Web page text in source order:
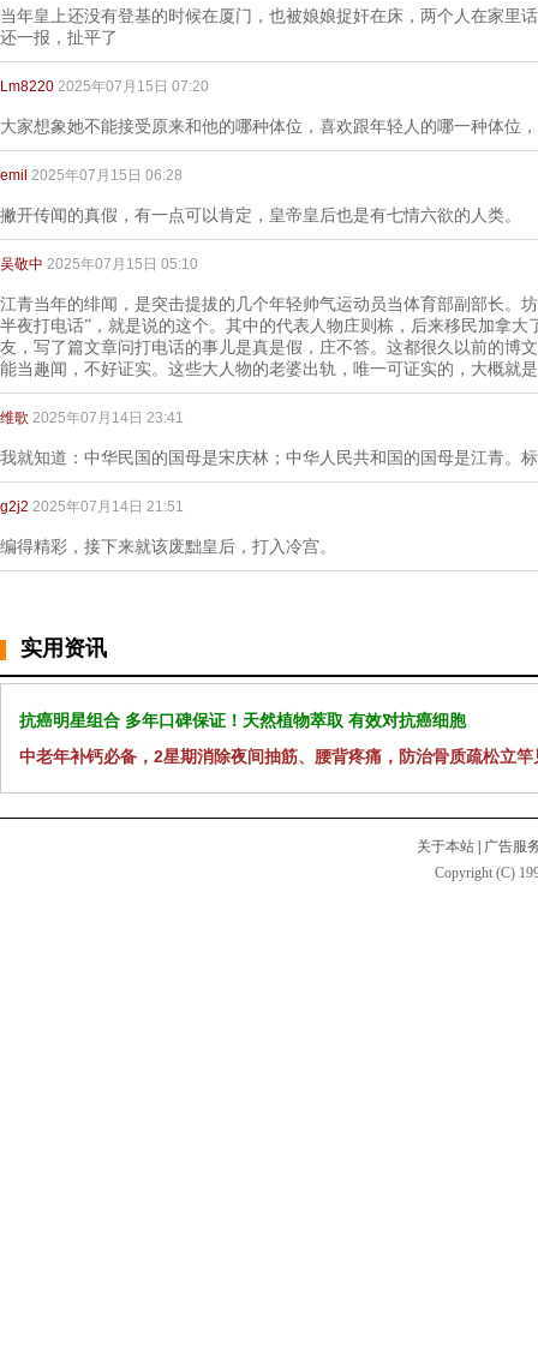
当年皇上还没有登基的时候在厦门，也被娘娘捉奸在床，两个人在家里
还一报，扯平了
Lm8220 2025年07月15日 07:20
大家想象她不能接受原来和他的哪种体位，喜欢跟年轻人的哪一种体位
emil 2025年07月15日 06:28
撇开传闻的真假，有一点可以肯定，皇帝皇后也是有七情六欲的人类。
吴敬中 2025年07月15日 05:10
江青当年的绯闻，是突击提拔的几个年轻帅气运动员当体育部副部长。
半夜打电话”，就是说的这个。其中的代表人物庄则栋，后来移民加拿大
友，写了篇文章问打电话的事儿是真是假，庄不答。这都很久以前的博
能当趣闻，不好证实。这些大人物的老婆出轨，唯一可证实的，大概就
维歌 2025年07月14日 23:41
我就知道：中华民国的国母是宋庆林；中华人民共和国的国母是江青。
g2j2 2025年07月14日 21:51
编得精彩，接下来就该废黜皇后，打入冷宫。
实用资讯
抗癌明星组合 多年口碑保证！天然植物萃取 有效对抗癌细胞
中老年补钙必备，2星期消除夜间抽筋、腰背疼痛，防治骨质疏松立竿
关于本站
广告服
Copyright (C)